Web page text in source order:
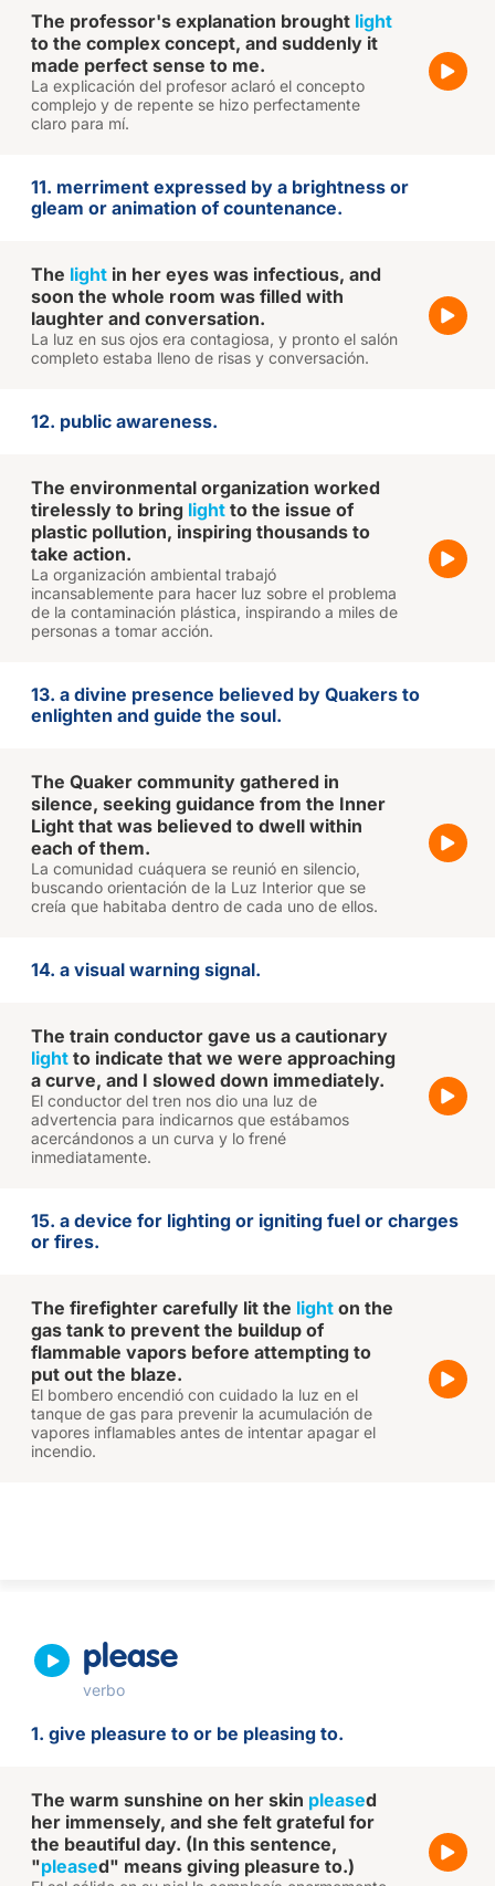
The professor's explanation brought light
to the complex concept, and suddenly it
made perfect sense to me.
La explicación del profesor aclaró el concepto
complejo y de repente se hizo perfectamente
claro para mí.
11. merriment expressed by a brightness or
gleam or animation of countenance.
The light in her eyes was infectious, and
soon the whole room was filled with
laughter and conversation.
La luz en sus ojos era contagiosa, y pronto el salón
completo estaba lleno de risas y conversación.
12. public awareness.
The environmental organization worked
tirelessly to bring light to the issue of
plastic pollution, inspiring thousands to
take action.
La organización ambiental trabajó
incansablemente para hacer luz sobre el problema
de la contaminación plástica, inspirando a miles de
personas a tomar acción.
13. a divine presence believed by Quakers to
enlighten and guide the soul.
The Quaker community gathered in
silence, seeking guidance from the Inner
Light that was believed to dwell within
each of them.
La comunidad cuáquera se reunió en silencio,
buscando orientación de la Luz Interior que se
creía que habitaba dentro de cada uno de ellos.
14. a visual warning signal.
The train conductor gave us a cautionary
light to indicate that we were approaching
a curve, and I slowed down immediately.
El conductor del tren nos dio una luz de
advertencia para indicarnos que estábamos
acercándonos a un curva y lo frené
inmediatamente.
15. a device for lighting or igniting fuel or charges
or fires.
The firefighter carefully lit the light on the
gas tank to prevent the buildup of
flammable vapors before attempting to
put out the blaze.
El bombero encendió con cuidado la luz en el
tanque de gas para prevenir la acumulación de
vapores inflamables antes de intentar apagar el
incendio.
please
verbo
1. give pleasure to or be pleasing to.
The warm sunshine on her skin pleased
her immensely, and she felt grateful for
the beautiful day. (In this sentence,
"pleased" means giving pleasure to.)